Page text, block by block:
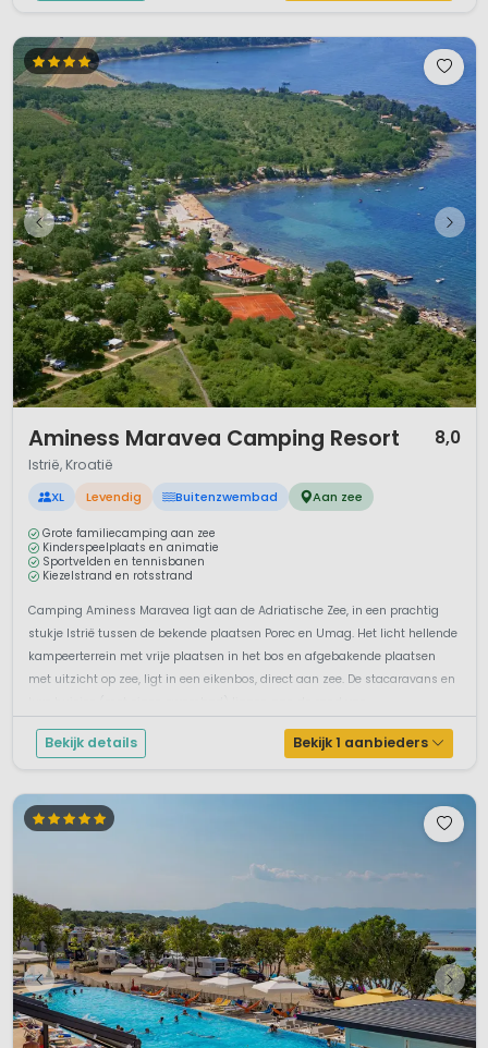
Aminess Maravea Camping Resort 8,0
Istrië, Kroatië
XL Levendig Buitenzwembad Aan zee
Grote familiecamping aan zee
Kinderspeelplaats en animatie
Sportvelden en tennisbanen
Kiezelstrand en rotsstrand
Camping Aminess Maravea ligt aan de Adriatische Zee, in een prachtig
stukje Istrië tussen de bekende plaatsen Porec en Umag. Het licht hellende
kampeerterrein met vrije plaatsen in het bos en afgebakende plaatsen
met uitzicht op zee, ligt in een eikenbos, direct aan zee. De stacaravans en
Bekijk details Bekijk 1 aanbieders